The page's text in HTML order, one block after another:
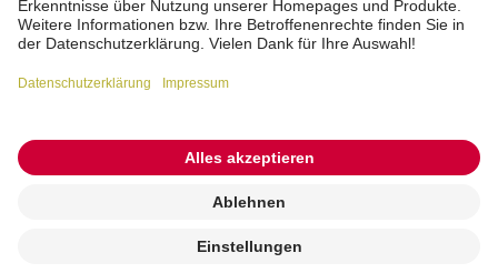
Barrierefreiheitserklärung
Vertrag widerrufen
© 2026 ROSENGARTEN-Tierbestattung